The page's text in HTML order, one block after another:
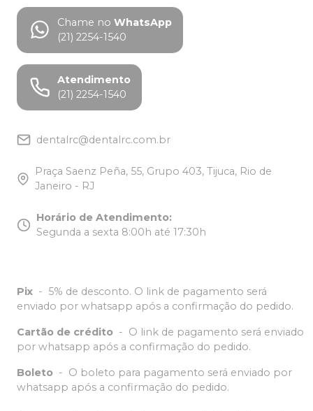
Chame no WhatsApp
(21) 2254-1540
Atendimento
(21) 2254-1540
dentalrc@dentalrc.com.br
Praça Saenz Peña, 55, Grupo 403, Tijuca, Rio de
Janeiro - RJ
Horário de Atendimento:
Segunda a sexta 8:00h até 17:30h
Pix - 5% de desconto. O link de pagamento será
enviado por whatsapp após a confirmação do pedido.
Cartão de crédito - O link de pagamento será enviado
por whatsapp após a confirmação do pedido.
Boleto - O boleto para pagamento será enviado por
whatsapp após a confirmação do pedido.